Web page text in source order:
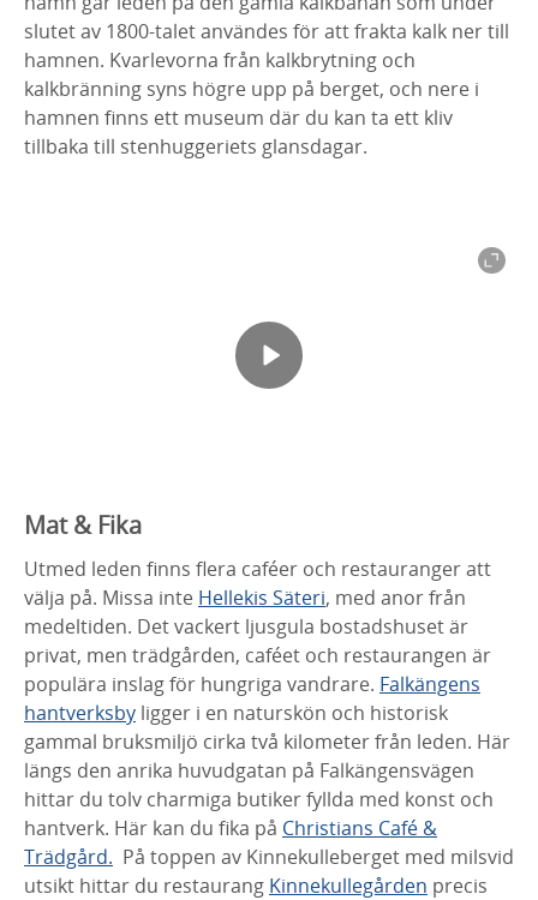
slutet av 1800-talet användes för att frakta kalk ner till
hamnen. Kvarlevorna från kalkbrytning och
kalkbränning syns högre upp på berget, och nere i
hamnen finns ett museum där du kan ta ett kliv
tillbaka till stenhuggeriets glansdagar.
Mat & Fika
Utmed leden finns flera caféer och restauranger att
välja på. Missa inte Hellekis Säteri, med anor från
medeltiden. Det vackert ljusgula bostadshuset är
privat, men trädgården, caféet och restaurangen är
populära inslag för hungriga vandrare. Falkängens
hantverksby ligger i en naturskön och historisk
gammal bruksmiljö cirka två kilometer från leden. Här
längs den anrika huvudgatan på Falkängensvägen
hittar du tolv charmiga butiker fyllda med konst och
hantverk. Här kan du fika på Christians Café &
Trädgård. På toppen av Kinnekulleberget med milsvid
utsikt hittar du restaurang Kinnekullegården precis